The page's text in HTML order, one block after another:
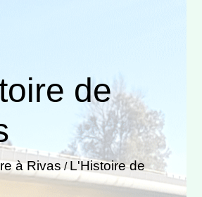
de
à Rivas/ L'Histoire de